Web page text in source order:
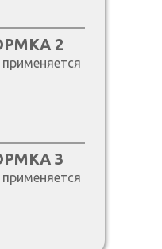
2
3
применяется
применяется